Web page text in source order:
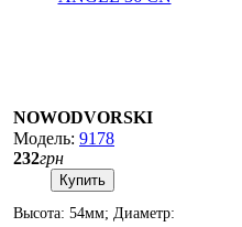
NOWODVORSKI
9178
232грн
Купить
Высота: 54мм; Диаметр: